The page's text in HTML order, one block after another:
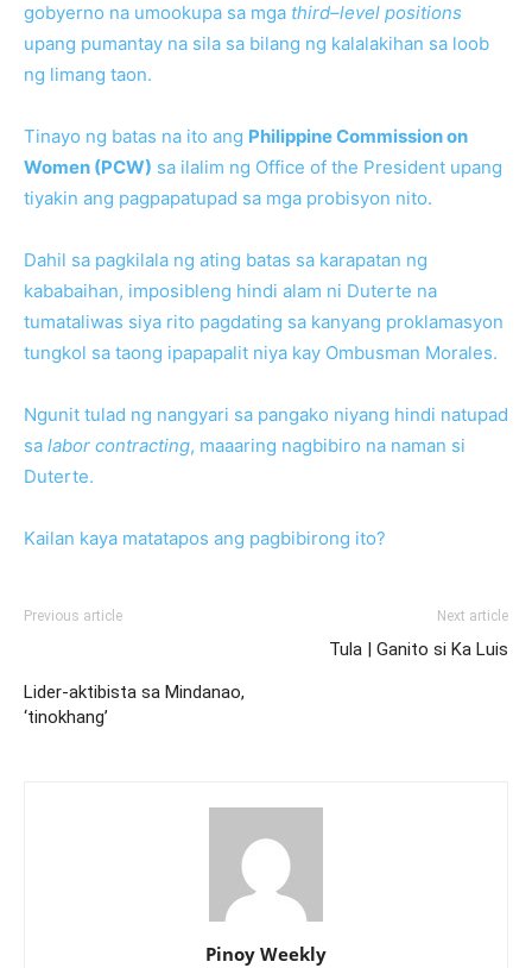
gobyerno na umookupa sa mga third–level positions
upang pumantay na sila sa bilang ng kalalakihan sa loob
ng limang taon.
Tinayo ng batas na ito ang Philippine Commission on
Women (PCW) sa ilalim ng Office of the President upang
tiyakin ang pagpapatupad sa mga probisyon nito.
Dahil sa pagkilala ng ating batas sa karapatan ng
kababaihan, imposibleng hindi alam ni Duterte na
tumataliwas siya rito pagdating sa kanyang proklamasyon
tungkol sa taong ipapapalit niya kay Ombusman Morales.
Ngunit tulad ng nangyari sa pangako niyang hindi natupad
sa labor contracting, maaaring nagbibiro na naman si
Duterte.
Kailan kaya matatapos ang pagbibirong ito?
Previous article
Lider-aktibista sa Mindanao,
‘tinokhang’
Next article
Tula | Ganito si Ka Luis
Pinoy Weekly